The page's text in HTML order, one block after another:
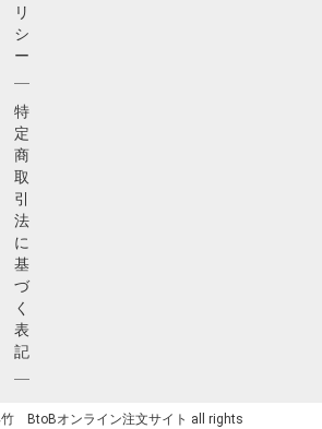
リ
シ
ー
特
定
商
取
引
法
に
基
づ
く
表
記
竹 BtoBオンライン注文サイト all rights